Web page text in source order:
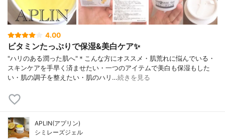
4.00
ビタミンたっぷりで保湿&美白ケア✨
"ハリのある潤った肌へ"＊こんな方にオススメ・肌荒れに悩んでいる・
スキンケアを手早く済ませたい・一つのアイテムで美白も保湿もした
い・肌の調子を整えたい・肌のハリ…続きを見る
APLIN(アプリン)
シミレーズジェル